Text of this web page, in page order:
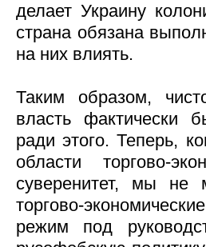
делает Украину
страна обязана
на них влиять.
Таким образом,
власть фактически
ради этого. Теперь,
области торгово-
суверенитет, мы не
торгово-
режим под